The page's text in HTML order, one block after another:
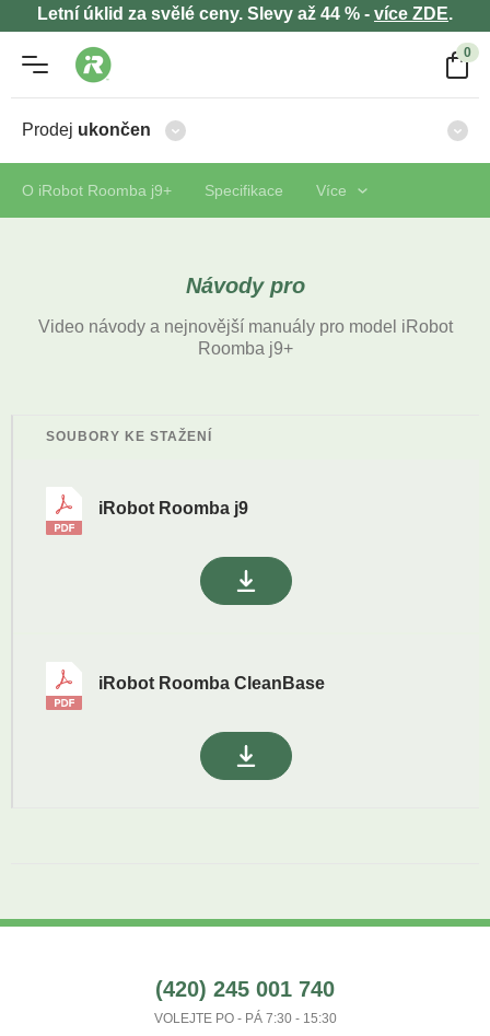
Letní úklid za svělé ceny. Slevy až 44 % - více ZDE.
0
Prodej ukončen
O iRobot Roomba j9+ Specifikace Více
Návody pro
Video návody a nejnovější manuály pro model iRobot
Roomba j9+
SOUBORY KE STAŽENÍ
iRobot Roomba j9
iRobot Roomba CleanBase
(420) 245 001 740
VOLEJTE PO - PÁ 7:30 - 15:30